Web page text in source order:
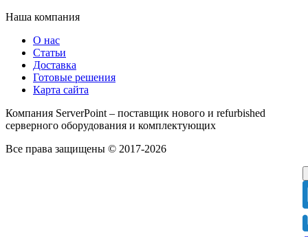
Наша компания
О нас
Статьи
Доставка
Готовые решения
Карта сайта
Компания ServerPoint – поставщик нового и refurbished
серверного оборудования и комплектующих
Все права защищены © 2017-2026